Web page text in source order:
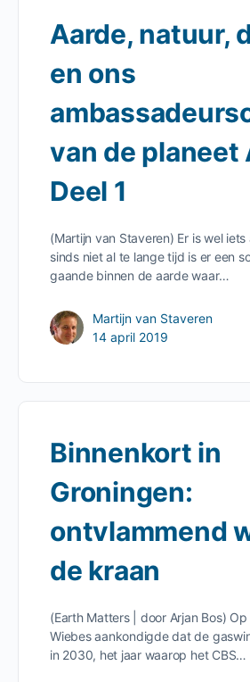
Aarde, natuur,
en ons
van de planeet
Deel 1
(Martijn van Staveren) Er is wel
sinds niet al te lange tijd is er een
gaande binnen de aarde waar…
Martijn van Staveren
14 april 2019
Binnenkort in
Groningen:
ontvlammend
de kraan
(Earth Matters | door Arjan Bos)
Wiebes aankondigde dat de
in 2030, het jaar waarop het CBS…